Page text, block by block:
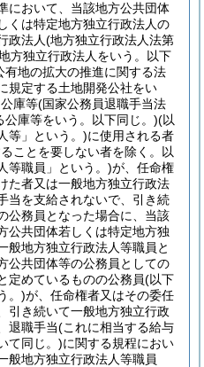
において、当該地方公共団体
くは特定地方独立行政法人の
政法人(地方独立行政法人法第
方独立行政法人をいう。以下
有地の拡大の推進に関する法
規定する土地開発公社をい
庫等(国家公務員退職手当法
庫等をいう。以下同じ。)(以
等」という。)に使用される者
ことを要しない者を除く。以
等職員」という。)が、任命権
た者又は一般地方独立行政法
当を支給されないで、引き続
公務員となった場合に、当該
公共団体若しくは特定地方独
般地方独立行政法人等職員と
公共団体等の公務員としての
定めているものの公務員(以下
。)が、任命権者又はその委任
引き続いて一般地方独立行政
退職手当(これに相当する給与
て同じ。)に関する規程におい
般地方独立行政法人等職員